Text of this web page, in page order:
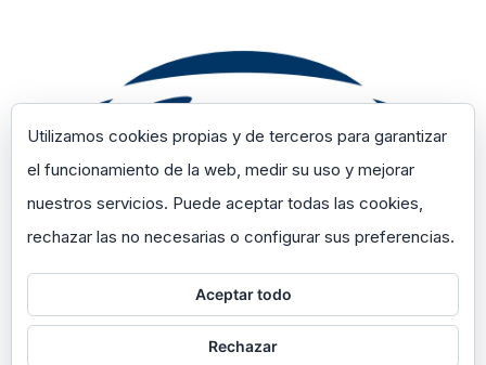
Utilizamos cookies propias y de terceros para garantizar
el funcionamiento de la web, medir su uso y mejorar
nuestros servicios. Puede aceptar todas las cookies,
rechazar las no necesarias o configurar sus preferencias.
Aceptar todo
Rechazar